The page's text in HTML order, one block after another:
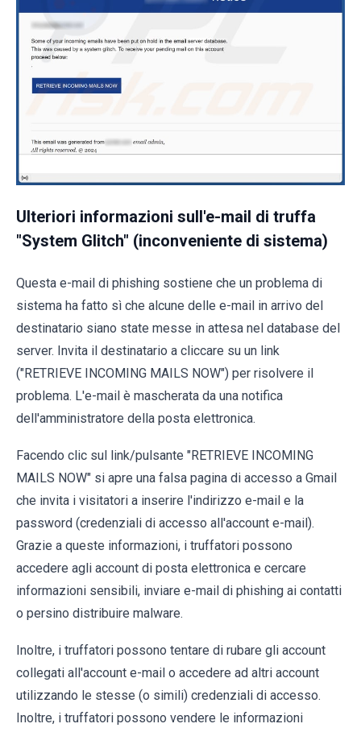
Ulteriori informazioni sull'e-mail di truffa
"System Glitch" (inconveniente di sistema)
Questa e-mail di phishing sostiene che un problema di
sistema ha fatto sì che alcune delle e-mail in arrivo del
destinatario siano state messe in attesa nel database del
server. Invita il destinatario a cliccare su un link
("RETRIEVE INCOMING MAILS NOW") per risolvere il
problema. L'e-mail è mascherata da una notifica
dell'amministratore della posta elettronica.
Facendo clic sul link/pulsante "RETRIEVE INCOMING
MAILS NOW" si apre una falsa pagina di accesso a Gmail
che invita i visitatori a inserire l'indirizzo e-mail e la
password (credenziali di accesso all'account e-mail).
Grazie a queste informazioni, i truffatori possono
accedere agli account di posta elettronica e cercare
informazioni sensibili, inviare e-mail di phishing ai contatti
o persino distribuire malware.
Inoltre, i truffatori possono tentare di rubare gli account
collegati all'account e-mail o accedere ad altri account
utilizzando le stesse (o simili) credenziali di accesso.
Inoltre, i truffatori possono vendere le informazioni